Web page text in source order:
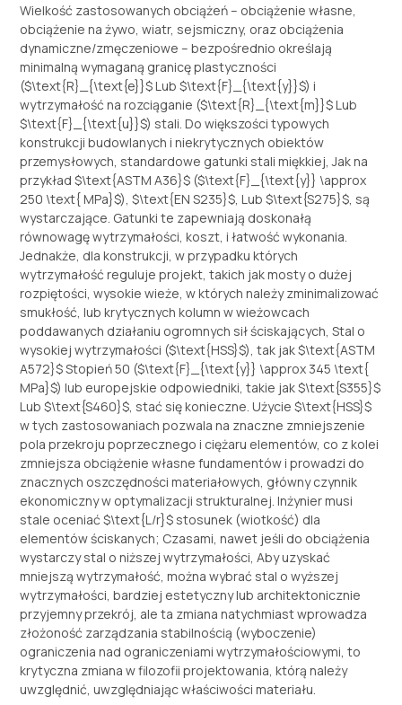
Wielkość zastosowanych obciążeń – obciążenie własne,
obciążenie na żywo, wiatr, sejsmiczny, oraz obciążenia
dynamiczne/zmęczeniowe – bezpośrednio określają
minimalną wymaganą granicę plastyczności
($\text{R}_{\text{e}}$Lub$\text{F}_{\text{y}}$) i
wytrzymałość na rozciąganie ($\text{R}_{\text{m}}$Lub
$\text{F}_{\text{u}}$) stali. Do większości typowych
konstrukcji budowlanych i niekrytycznych obiektów
przemysłowych, standardowe gatunki stali miękkiej, Jak na
przykład$\text{ASTM A36}$ ($\text{F}_{\text{y}} \approx
250 \text{ MPa}$),$\text{EN S235}$ , Lub$\text{S275}$ , są
wystarczające. Gatunki te zapewniają doskonałą
równowagę wytrzymałości, koszt, i łatwość wykonania.
Jednakże, dla konstrukcji, w przypadku których
wytrzymałość reguluje projekt, takich jak mosty o dużej
rozpiętości, wysokie wieże, w których należy zminimalizować
smukłość, lub krytycznych kolumn w wieżowcach
poddawanych działaniu ogromnych sił ściskających, Stal o
wysokiej wytrzymałości ($\text{HSS}$), tak jak$\text{ASTM
A572}$Stopień 50 ($\text{F}_{\text{y}} \approx 345 \text{
MPa}$) lub europejskie odpowiedniki, takie jak$\text{S355}$
Lub$\text{S460}$ , stać się konieczne. Użycie$\text{HSS}$
w tych zastosowaniach pozwala na znaczne zmniejszenie
pola przekroju poprzecznego i ciężaru elementów, co z kolei
zmniejsza obciążenie własne fundamentów i prowadzi do
znacznych oszczędności materiałowych, główny czynnik
ekonomiczny w optymalizacji strukturalnej. Inżynier musi
stale oceniać$\text{L/r}$ stosunek (wiotkość) dla
elementów ściskanych; Czasami, nawet jeśli do obciążenia
wystarczy stal o niższej wytrzymałości, Aby uzyskać
mniejszą wytrzymałość, można wybrać stal o wyższej
wytrzymałości, bardziej estetyczny lub architektonicznie
przyjemny przekrój, ale ta zmiana natychmiast wprowadza
złożoność zarządzania stabilnością (wyboczenie)
ograniczenia nad ograniczeniami wytrzymałościowymi, to
krytyczna zmiana w filozofii projektowania, którą należy
uwzględnić, uwzględniając właściwości materiału.